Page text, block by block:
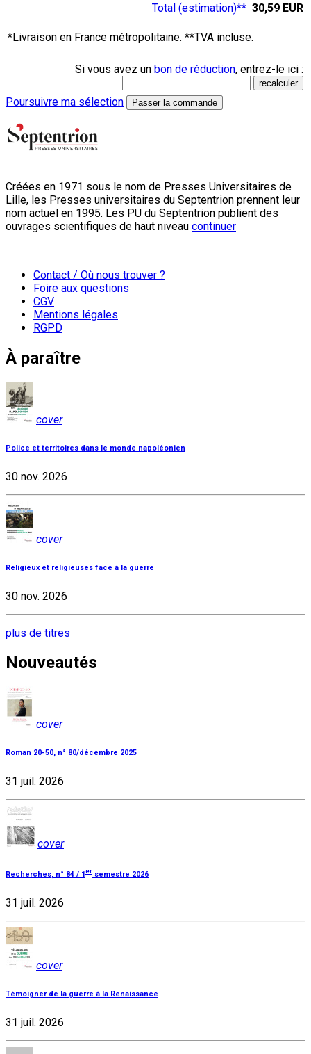
Total (estimation)** 30,59 EUR
*Livraison en France métropolitaine. **TVA incluse.
Si vous avez un bon de réduction, entrez-le ici :
Poursuivre ma sélection Passer la commande
Créées en 1971 sous le nom de Presses Universitaires de
Lille, les Presses universitaires du Septentrion prennent leur
nom actuel en 1995. Les PU du Septentrion publient des
ouvrages scientifiques de haut niveau continuer
Contact / Où nous trouver ?
Foire aux questions
CGV
Mentions légales
RGPD
À paraître
cover
Police et territoires dans le monde napoléonien
30 nov. 2026
cover
Religieux et religieuses face à la guerre
30 nov. 2026
plus de titres
Nouveautés
cover
Roman 20-50, n° 80/décembre 2025
31 juil. 2026
cover
Recherches, n° 84 / 1er semestre 2026
31 juil. 2026
cover
Témoigner de la guerre à la Renaissance
31 juil. 2026